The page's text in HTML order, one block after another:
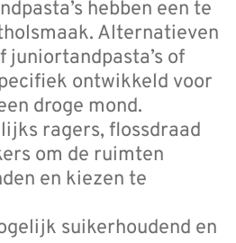
hebben een te
Alternatieven
of
ontwikkeld voor
droge mond.
ragers, flossdraad
om de ruimten
en kiezen te
suikerhoudend en